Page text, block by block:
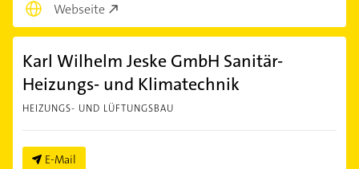
Webseite
Karl Wilhelm Jeske GmbH Sanitär-
Heizungs- und Klimatechnik
HEIZUNGS- UND LÜFTUNGSBAU
E-Mail